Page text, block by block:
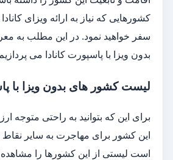
کشورهایی که نیاز به ارائه ویزای
سفر خواهید نمود. در این مطلب به
بدون ویزا با پاسپورت کانادا می
لیست کشور های بدون ویزا با
برای این که بتوانید به راحتی متوجه
این کشور برای مهاجرت به سایر نقاط
است لیستی از این کشورها را مشاهده